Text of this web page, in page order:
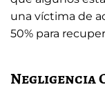
una víctima de
50% para
Negligencia